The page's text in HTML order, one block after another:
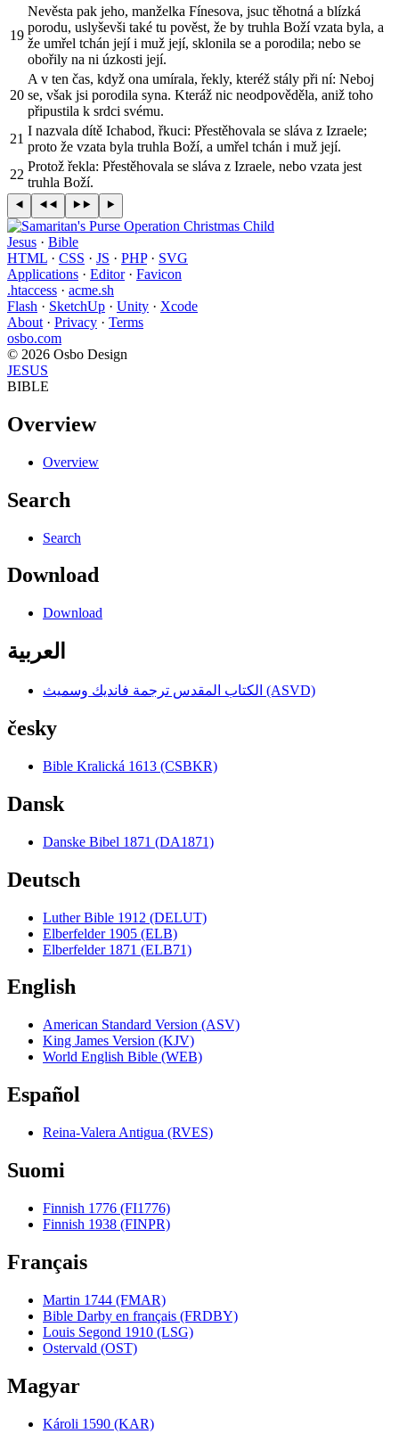
19
Nevěsta pak jeho, manželka Fínesova, jsuc těhotná a blízká
porodu, uslyševši také tu pověst, že by truhla Boží vzata byla, a
že umřel tchán její i muž její, sklonila se a porodila; nebo se
obořily na ni úzkosti její.
20
A v ten čas, když ona umírala, řekly, kteréž stály při ní: Neboj
se, však jsi porodila syna. Kteráž nic neodpověděla, aniž toho
připustila k srdci svému.
21
I nazvala dítě Ichabod, řkuci: Přestěhovala se sláva z Izraele;
proto že vzata byla truhla Boží, a umřel tchán i muž její.
22
Protož řekla: Přestěhovala se sláva z Izraele, nebo vzata jest
truhla Boží.
Jesus · Bible
HTML · CSS · JS · PHP· SVG
Applications · Editor· Favicon
.htaccess · acme.sh
Flash · SketchUp · Unity · Xcode
About · Privacy · Terms
osbo.com
© 2026 Osbo Design
JESUS
BIBLE
Overview
Overview
Search
Search
Download
Download
العربية
الكتاب المقدس ترجمة فانديك وسميث (ASVD)
česky
Bible Kralická 1613 (CSBKR)
Dansk
Danske Bibel 1871 (DA1871)
Deutsch
Luther Bible 1912 (DELUT)
Elberfelder 1905 (ELB)
Elberfelder 1871 (ELB71)
English
American Standard Version (ASV)
King James Version (KJV)
World English Bible (WEB)
Español
Reina-Valera Antigua (RVES)
Suomi
Finnish 1776 (FI1776)
Finnish 1938 (FINPR)
Français
Martin 1744 (FMAR)
Bible Darby en français (FRDBY)
Louis Segond 1910 (LSG)
Ostervald (OST)
Magyar
Károli 1590 (KAR)